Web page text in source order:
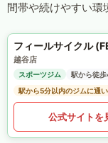
間帯や続けやすい環
フィールサイクル
越谷店
スポーツジム
駅から徒
駅から5分以内のジムに通
公式サイトを